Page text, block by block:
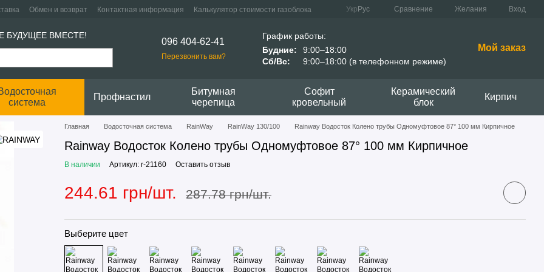
Обмен и возврат Контактная информация
Калькулятор стоимости газоблока
Укр Рус Сравнение Желания Вход
БУДУЩЕЕ ВМЕСТЕ!
096 404-62-41
Перезвонить вам?
График работы:
Будние:
9:00–18:00
Сб/Вс:
9:00–18:00 (в телефонном режиме)
Мой заказ
система
Профнастил
Битумная
черепица
Софит
кровельный
Керамический
блок
Кирпич
Главная Водосточная система RainWay RainWay 130/100 Rainway Водосток Колено трубы Одномуфтовое 87° 100 мм Кирпичное
Rainway Водосток Колено трубы Одномуфтовое 87° 100 мм Кирпичное
В наличии Артикул: r-21160 Оставить отзыв
244.61 грн/шт. 287.78 грн/шт.
Выберите цвет